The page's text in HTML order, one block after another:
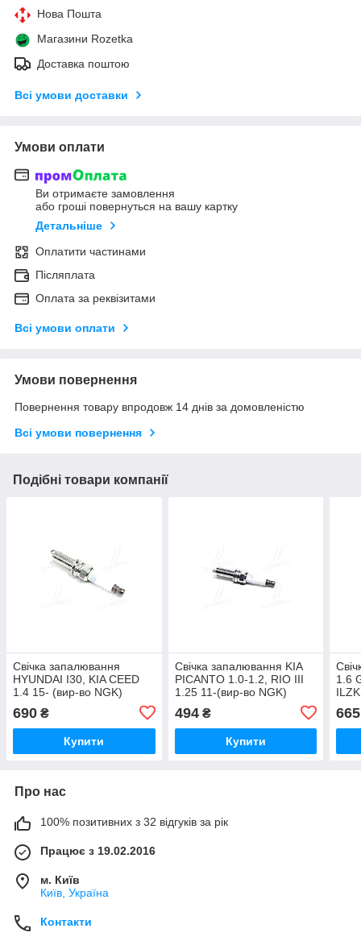
Нова Пошта
Магазини Rozetka
Доставка поштою
Всі умови доставки
Умови оплати
Ви отримаєте замовлення
або гроші повернуться на вашу картку
Детальніше
Оплатити частинами
Післяплата
Оплата за реквізитами
Всі умови оплати
Умови повернення
Повернення товару впродовж 14 днів за домовленістю
Всі умови повернення
Подібні товари компанії
Свічка запалювання
HYUNDAI I30, KIA CEED
1.4 15- (вир-во NGK)
690 ₴
Купити
Свічка запалювання KIA
PICANTO 1.0-1.2, RIO III
1.25 11-(вир-во NGK)
494₴
Купити
1.6
665
Про нас
100% позитивних з 32 відгуків за рік
Працює з 19.02.2016
м. Київ
Київ, Україна
Контакти